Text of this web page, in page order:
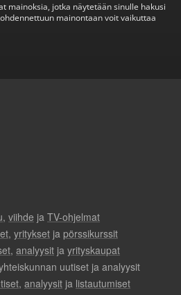
mainoksia, jotka näytetään sinulle hakusi
mainontaan voit vaikuttaa